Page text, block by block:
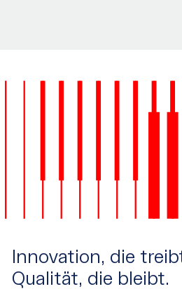
Innovation, die
Qualität, die bleibt.